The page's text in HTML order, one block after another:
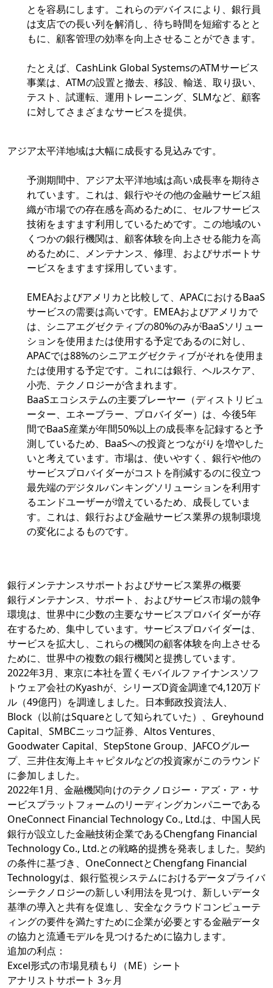
とを容易にします。これらのデバイスにより、銀行員
は支店での長い列を解消し、待ち時間を短縮するとと
もに、顧客管理の効率を向上させることができます。
たとえば、CashLink Global SystemsのATMサービス
事業は、ATMの設置と撤去、移設、輸送、取り扱い、
テスト、試運転、運用トレーニング、SLMなど、顧客
に対してさまざまなサービスを提供。
アジア太平洋地域は大幅に成長する見込みです。
予測期間中、アジア太平洋地域は高い成長率を期待さ
れています。これは、銀行やその他の金融サービス組
織が市場での存在感を高めるために、セルフサービス
技術をますます利用しているためです。この地域のい
くつかの銀行機関は、顧客体験を向上させる能力を高
めるために、メンテナンス、修理、およびサポートサ
ービスをますます採用しています。
EMEAおよびアメリカと比較して、APACにおけるBaaS
サービスの需要は高いです。EMEAおよびアメリカで
は、シニアエグゼクティブの80%のみがBaaSソリュー
ションを使用または使用する予定であるのに対し、
APACでは88%のシニアエグゼクティブがそれを使用ま
たは使用する予定です。これには銀行、ヘルスケア、
小売、テクノロジーが含まれます。
BaaSエコシステムの主要プレーヤー（ディストリビュ
ーター、エネーブラー、プロバイダー）は、今後5年
間でBaaS産業が年間50%以上の成長率を記録すると予
測しているため、BaaSへの投資とつながりを増やした
いと考えています。市場は、使いやすく、銀行や他の
サービスプロバイダーがコストを削減するのに役立つ
最先端のデジタルバンキングソリューションを利用す
るエンドユーザーが増えているため、成長していま
す。これは、銀行および金融サービス業界の規制環境
の変化によるものです。
銀行メンテナンスサポートおよびサービス業界の概要
銀行メンテナンス、サポート、およびサービス市場の競争
環境は、世界中に少数の主要なサービスプロバイダーが存
在するため、集中しています。サービスプロバイダーは、
サービスを拡大し、これらの機関の顧客体験を向上させる
ために、世界中の複数の銀行機関と提携しています。
2022年3月、東京に本社を置くモバイルファイナンスソフ
トウェア会社のKyashが、シリーズD資金調達で4,120万ド
ル（49億円）を調達しました。日本郵政投資法人、
Block（以前はSquareとして知られていた）、Greyhound
Capital、SMBCニッコウ証券、Altos Ventures、
Goodwater Capital、StepStone Group、JAFCOグルー
プ、三井住友海上キャピタルなどの投資家がこのラウンド
に参加しました。
2022年1月、金融機関向けのテクノロジー・アズ・ア・サ
ービスプラットフォームのリーディングカンパニーである
OneConnect Financial Technology Co., Ltd.は、中国人民
銀行が設立した金融技術企業であるChengfang Financial
Technology Co., Ltd.との戦略的提携を発表しました。契約
の条件に基づき、OneConnectとChengfang Financial
Technologyは、銀行監視システムにおけるデータプライバ
シーテクノロジーの新しい利用法を見つけ、新しいデータ
基準の導入と共有を促進し、安全なクラウドコンピューテ
ィングの要件を満たすために企業が必要とする金融データ
の協力と流通モデルを見つけるために協力します。
追加の利点：
Excel形式の市場見積もり（ME）シート
アナリストサポート 3ヶ月